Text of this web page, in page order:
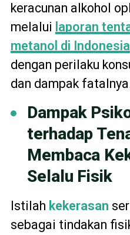
keracunan alkohol
melalui laporan
metanol di Indonesia
dengan perilaku
dan dampak
Dampak
terhadap
Membaca
Selalu Fisik
Istilah kekerasan
sebagai tindakan